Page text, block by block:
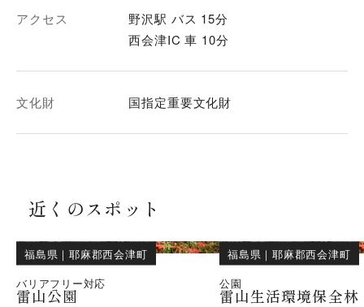
アクセス
野沢駅 バス 15分
西会津IC 車 10分
文化財 国指定重要文化財
近くのスポット
福島県 ｜耶麻郡西会津町
バリアフリー対応
雷山公園
福島県 ｜耶麻郡西会津町
公園
雷山生活環境保全林